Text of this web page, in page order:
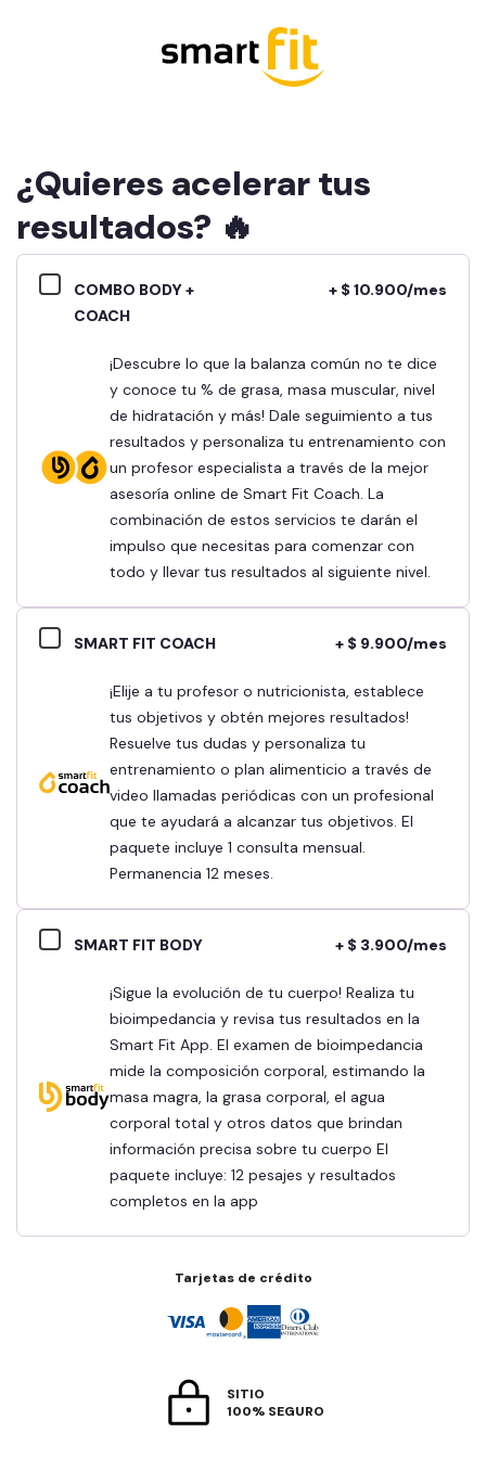
¿Quieres acelerar tus
resultados? 🔥
COMBO BODY +
COACH
+ $ 10.900/mes
¡Descubre lo que la balanza común no te dice
y conoce tu % de grasa, masa muscular, nivel
de hidratación y más! Dale seguimiento a tus
resultados y personaliza tu entrenamiento con
un profesor especialista a través de la mejor
asesoría online de Smart Fit Coach. La
combinación de estos servicios te darán el
impulso que necesitas para comenzar con
todo y llevar tus resultados al siguiente nivel.
SMART FIT COACH + $ 9.900/mes
¡Elije a tu profesor o nutricionista, establece
tus objetivos y obtén mejores resultados!
Resuelve tus dudas y personaliza tu
entrenamiento o plan alimenticio a través de
video llamadas periódicas con un profesional
que te ayudará a alcanzar tus objetivos. El
paquete incluye 1 consulta mensual.
Permanencia 12 meses.
SMART FIT BODY + $ 3.900/mes
¡Sigue la evolución de tu cuerpo! Realiza tu
bioimpedancia y revisa tus resultados en la
Smart Fit App. El examen de bioimpedancia
mide la composición corporal, estimando la
masa magra, la grasa corporal, el agua
corporal total y otros datos que brindan
información precisa sobre tu cuerpo El
paquete incluye: 12 pesajes y resultados
completos en la app
Tarjetas de crédito
SITIO
100% SEGURO